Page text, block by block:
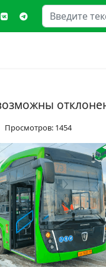
Поиск
Просмотров: 1454